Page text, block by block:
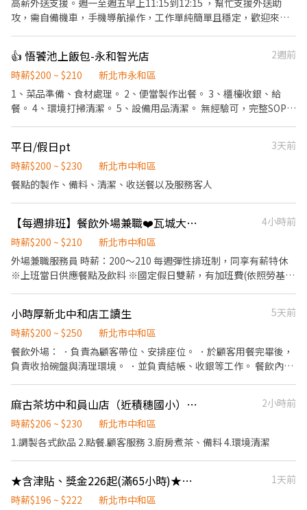
所需要的食材。 ．協助測量食材的容量與重量。 ．負責擺盤、打包
高薪外送支援。週一至週五早上11:15到12:15 ，幫忙支援外送助
攻，需自備機車，手機導航操作，工作單純簡單且穩定，歡迎來支
👍 悟饕池上飯包-永和智光店
2週前
時薪$200 ~ $210
新北市永和區
1、菜品準備、食材處理。 2、便當製作出餐。 3、櫃檯收銀、給
餐。 4、環境打掃清潔。 5、設備用品清潔。 無經驗可，完整SOP教
平日/假日pt
3天前
時薪$200 ~ $230
新北市中和區
餐點的製作、備料、清潔、收送餐以及服務客人
【每週排班】餐飲外場兼職❤️瓦城大心中和建一店#橋和#連城#景安
4小時前
時薪$200 ~ $210
新北市中和區
外場兼職服務員 時薪：200～210 每週彈性排班制，同享有薪特休
※上班當日供應餐點及飲料 ※國定假日雙薪，有加班費(依照勞基法
飽飽 3.【勞保、健保及6%勞退準備金提撥】 4.【團保】公與私雙層
保障，家人放心你也安心 5.【三節禮品/餐券】送好禮、集團餐券，
歡樂繽紛過好節 6.【在學同仁獎學金】，希望你除了賺錢也別忘記
好好唸書 工作介紹 1、熱情接待顧客，提供優質的服務體驗 2、積
配合公司調度人員支援或輪調 4. 排班時段及時數以各分店實際排定
為主，若有特殊需求請面試時另外提出。 5. 遵守公司規定，讓我們
客透過美食感到幸福！ 竭誠歡迎喜歡美食、熱愛與人互動的你/妳，
與我們傳遞東方美食的魅力， 我們將以完整的培育系統，讓熱情有
活力的你/妳，看見自已更多的可能性！
小時厚新北中和店工讀生
5天前
時薪$200 ~ $250
新北市中和區
餐飲外場： ．負責為顧客帶位、安排座位。 ．於顧客用餐完畢後，
負責收拾碗盤與清理環境。 ．並負責結帳、收銀等工作。 餐飲內
麻古茶坊中和員山店（近積穗國小）-早班計時人員
2小時前
時薪$206 ~ $230
新北市中和區
1.調製各式飲品 2.點餐.顧客服務 3.廚房煮茶、備料 4.環境清潔
★含津貼、獎金226起(滿65小時)★點點心環球中和-長期晚班外場PT
1天前
時薪$196 ~ $222
新北市中和區